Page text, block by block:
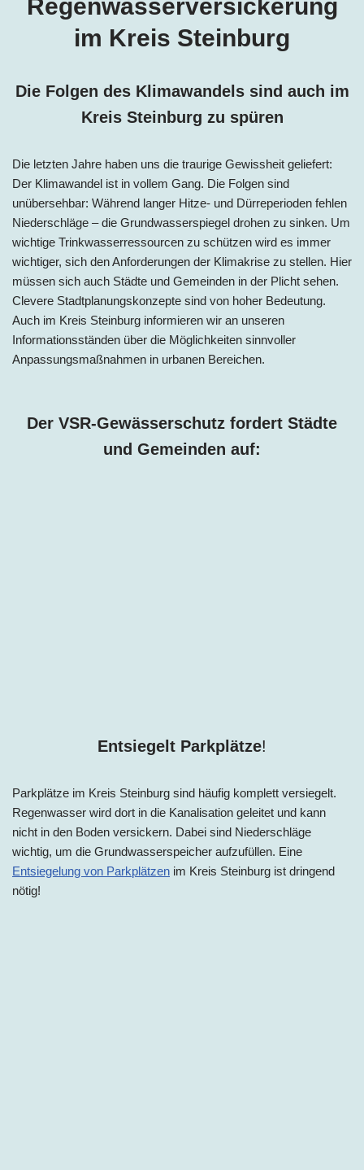
Regenwasserversickerung
im Kreis Steinburg
Die Folgen des Klimawandels sind auch im
Kreis Steinburg zu spüren
Die letzten Jahre haben uns die traurige Gewissheit geliefert:
Der Klimawandel ist in vollem Gang. Die Folgen sind
unübersehbar: Während langer Hitze- und Dürreperioden fehlen
Niederschläge – die Grundwasserspiegel drohen zu sinken. Um
wichtige Trinkwasserressourcen zu schützen wird es immer
wichtiger, sich den Anforderungen der Klimakrise zu stellen. Hier
müssen sich auch Städte und Gemeinden in der Plicht sehen.
Clevere Stadtplanungskonzepte sind von hoher Bedeutung.
Auch im Kreis Steinburg informieren wir an unseren
Informationsständen über die Möglichkeiten sinnvoller
Anpassungsmaßnahmen in urbanen Bereichen.
Der VSR-Gewässerschutz fordert Städte
und Gemeinden auf:
Entsiegelt Parkplätze!
Parkplätze im Kreis Steinburg sind häufig komplett versiegelt.
Regenwasser wird dort in die Kanalisation geleitet und kann
nicht in den Boden versickern. Dabei sind Niederschläge
wichtig, um die Grundwasserspeicher aufzufüllen. Eine
Entsiegelung von Parkplätzen im Kreis Steinburg ist dringend
nötig!